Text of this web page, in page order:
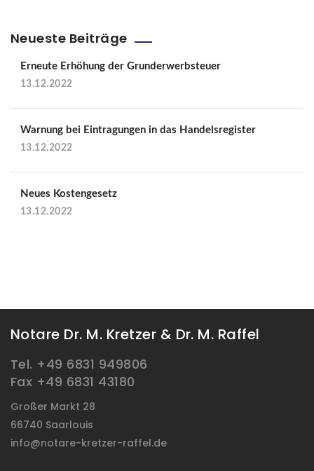
Neueste Beiträge
Erneute Erhöhung der Grunderwerbsteuer
13.12.2022
Warnung bei Eintragungen in das Handelsregister
13.12.2022
Neues Kostengesetz
13.12.2022
Notare Dr. M. Kretzer & Dr. M. Raffel
Tel. +49 6831 949806
Fax +49 6831 43180
Großer Markt 28
66740 Saarlouis
info@notare-kretzer-raffel.de